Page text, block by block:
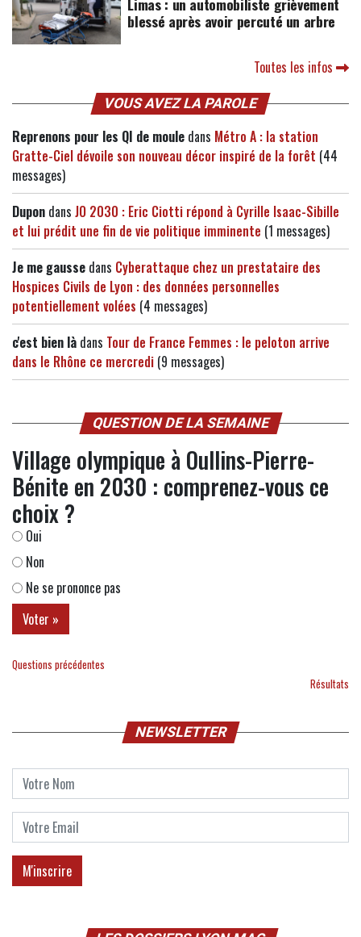
blessé après avoir percuté un arbre
Toutes les infos
VOUS AVEZ LA PAROLE
Reprenons pour les QI de moule dans Métro A : la station
Gratte-Ciel dévoile son nouveau décor inspiré de la forêt (44
messages)
Dupon dans JO 2030 : Eric Ciotti répond à Cyrille Isaac-Sibille
et lui prédit une fin de vie politique imminente (1 messages)
Je me gausse dans Cyberattaque chez un prestataire des
Hospices Civils de Lyon : des données personnelles
potentiellement volées (4 messages)
c'est bien là dans Tour de France Femmes : le peloton arrive
dans le Rhône ce mercredi (9 messages)
QUESTION DE LA SEMAINE
Village olympique à Oullins-Pierre-
Bénite en 2030 : comprenez-vous ce
choix ?
Oui
Non
Ne se prononce pas
Questions précédentes
Résultats
NEWSLETTER